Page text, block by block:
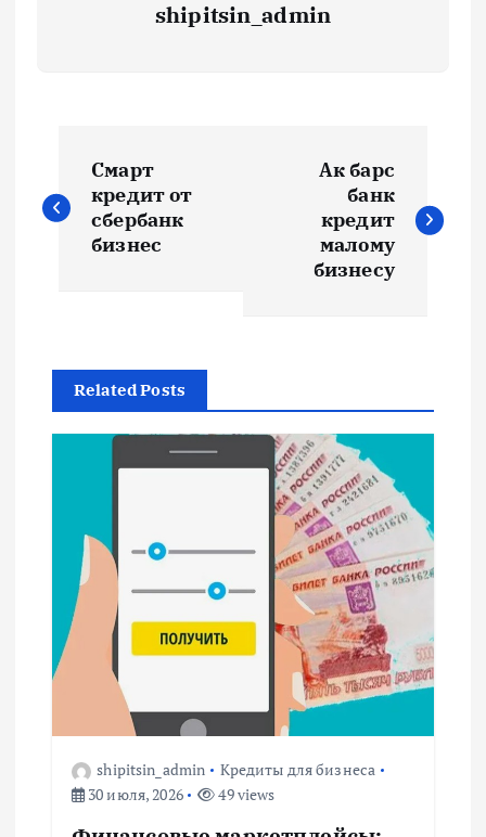
shipitsin_admin
а
г
а
п
о
з
Смарт
кредит от
сбербанк
бизнес
Ак барс
банк
кредит
малому
бизнесу
Related Posts
shipitsin_admin
Кредиты для бизнеса
30 июля, 2026
49 views